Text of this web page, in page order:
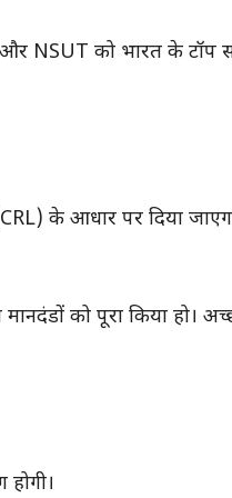
NSUT को भारत के टॉप
के आधार पर दिया
को पूरा किया हो।